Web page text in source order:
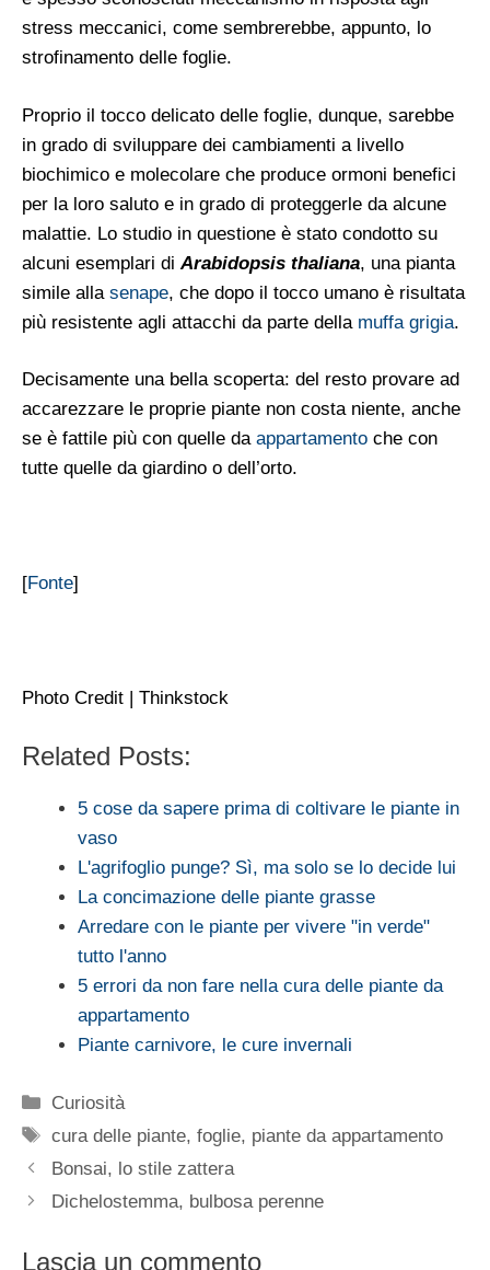
stress meccanici, come sembrerebbe, appunto, lo
strofinamento delle foglie.
Proprio il tocco delicato delle foglie, dunque, sarebbe
in grado di sviluppare dei cambiamenti a livello
biochimico e molecolare che produce ormoni benefici
per la loro saluto e in grado di proteggerle da alcune
malattie. Lo studio in questione è stato condotto su
alcuni esemplari di Arabidopsis thaliana, una pianta
simile alla senape, che dopo il tocco umano è risultata
più resistente agli attacchi da parte della muffa grigia.
Decisamente una bella scoperta: del resto provare ad
accarezzare le proprie piante non costa niente, anche
se è fattile più con quelle da appartamento che con
tutte quelle da giardino o dell’orto.
[Fonte]
Photo Credit | Thinkstock
Related Posts:
5 cose da sapere prima di coltivare le piante in
vaso
L'agrifoglio punge? Sì, ma solo se lo decide lui
La concimazione delle piante grasse
Arredare con le piante per vivere "in verde"
tutto l'anno
5 errori da non fare nella cura delle piante da
appartamento
Piante carnivore, le cure invernali
Categorie
Curiosità
Tag
cura delle piante,foglie, piante da appartamento
Bonsai, lo stile zattera
Dichelostemma, bulbosa perenne
Lascia un commento